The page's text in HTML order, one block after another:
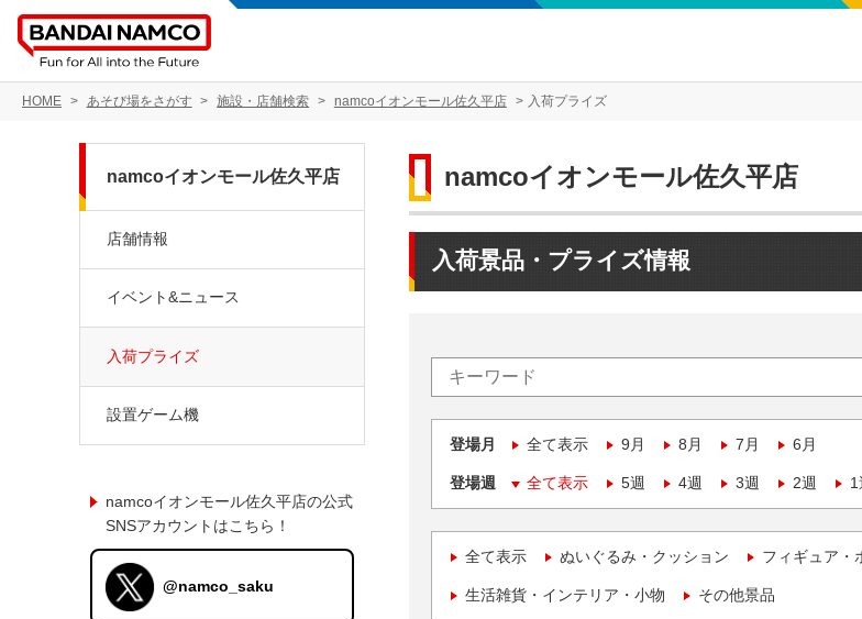
HOME あそび場をさがす 施設・店舗検索 namcoイオンモール佐久平店 入荷プライズ
namcoイオンモール佐久平店
入荷景品・プライズ情報
登場月 全て表示 9月 8月 7月 6月
登場週 全て表示 5週 4週 3週 2週 1
全て表示 ぬいぐるみ・クッション フィギュア・
生活雑貨・インテリア・小物 その他景品
namcoイオンモール佐久平店
店舗情報
イベント&ニュース
入荷プライズ
設置ゲーム機
namcoイオンモール佐久平店の公式
SNSアカウントはこちら！
@namco_saku